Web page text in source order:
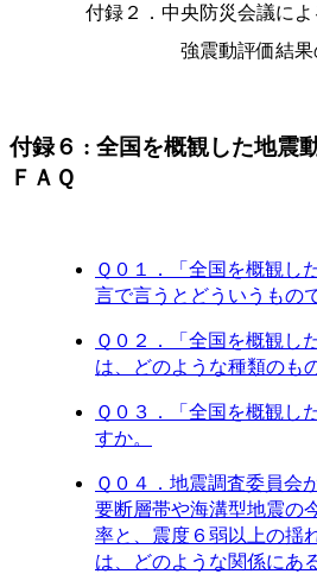
付録２．中央防災会議に
付録６ : 全国を概観した地震
ＦＡＱ
Ｑ０１．「全国を概観し
言で言うとどういうもの
Ｑ０２．「全国を概観し
は、どのような種類のも
Ｑ０３．「全国を概観し
すか。
Ｑ０４．地震調査委員会
要断層帯や海溝型地震の
率と、震度６弱以上の揺
は、どのような関係にあ